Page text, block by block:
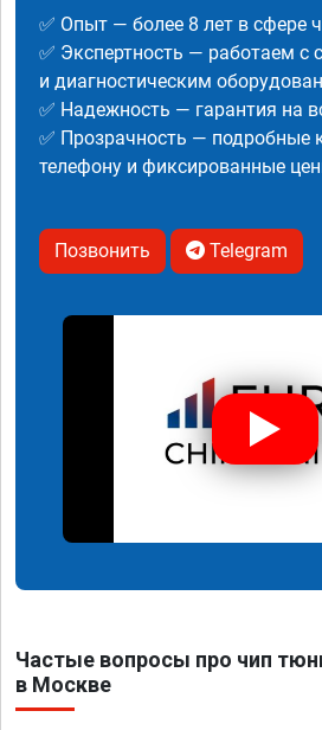
✅ Опыт — более 8 лет в сфере
✅ Экспертность — работаем
и диагностическим
✅ Надежность — гарантия на
✅ Прозрачность — подробные
телефону и фиксированные
Позвонить Telegram
Частые вопросы про чип
в Москве